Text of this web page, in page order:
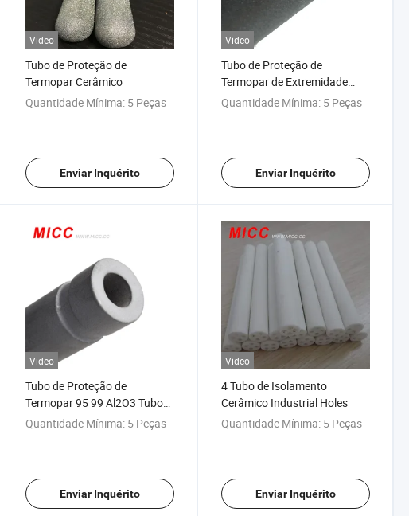
Vídeo
Tubo de Proteção de
Termopar Cerâmico
Quantidade Mínima: 5 Peças
Enviar Inquérito
Vídeo
Tubo de Proteção de
Termopar de Extremidade
Fechada
Quantidade Mínima: 5 Peças
Enviar Inquérito
Vídeo
Tubo de Proteção de
Termopar 95 99 Al2O3 Tubo
Cerâmico
Quantidade Mínima: 5 Peças
Enviar Inquérito
Vídeo
4 Tubo de Isolamento
Cerâmico Industrial Holes
Quantidade Mínima: 5 Peças
Enviar Inquérito